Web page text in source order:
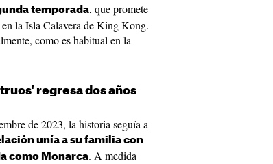
temporada, que promete
la Isla Calavera de King Kong.
como es habitual en la
regresa dos años
de 2023, la historia seguía a
unía a su familia con
como Monarca. A medida